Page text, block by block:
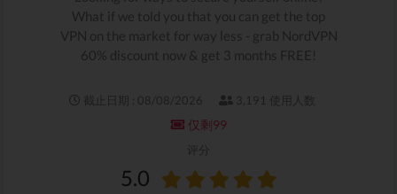
What if we told you that you can get the top
VPN on the market for way less - grab NordVPN
60% discount now & get 3 months FREE!
截止日期 : 08/08/2026 3,191 使用人数
仅剩99
评分
5.0